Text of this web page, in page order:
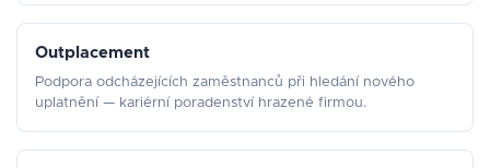
Outplacement
Podpora odcházejících zaměstnanců při hledání nového
uplatnění — kariérní poradenství hrazené firmou.